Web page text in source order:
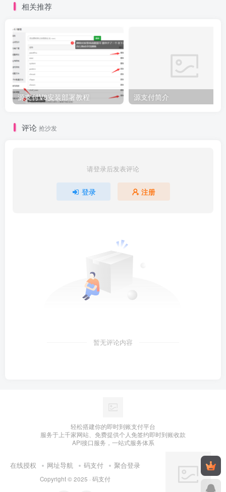
相关推荐
源支付V8安装部署教程 源支付简介
评论 抢沙发
请登录后发表评论
登录 注册
暂无评论内容
轻松搭建你的即时到账支付平台
服务于上千家网站、免费提供个人免签约即时到账收款
API接口服务，一站式服务体系
在线授权 网址导航 码支付 聚合登录
Copyright © 2025 · 码支付